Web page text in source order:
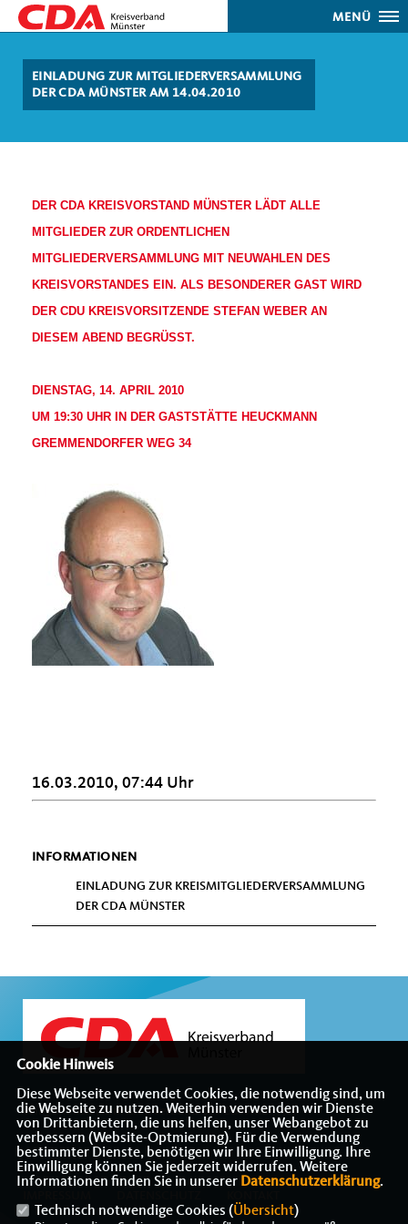
MENÜ
EINLADUNG ZUR MITGLIEDERVERSAMMLUNG
DER CDA MÜNSTER AM 14.04.2010
DER CDA KREISVORSTAND MÜNSTER LÄDT ALLE
MITGLIEDER ZUR ORDENTLICHEN
MITGLIEDERVERSAMMLUNG MIT NEUWAHLEN DES
KREISVORSTANDES EIN. ALS BESONDERER GAST WIRD
DER CDU KREISVORSITZENDE STEFAN WEBER AN
DIESEM ABEND BEGRÜSST.
DIENSTAG, 14. APRIL 2010
UM 19:30 UHR
IN DER GASTSTÄTTE HEUCKMANN
GREMMENDORFER WEG 34
16.03.2010, 07:44 Uhr
INFORMATIONEN
EINLADUNG ZUR KREISMITGLIEDERVERSAMMLUNG
DER CDA MÜNSTER
Willkommen beim Kreisverband der CDA Münster
Cookie Hinweis
Diese Webseite verwendet Cookies, die notwendig sind, um
die Webseite zu nutzen. Weiterhin verwenden wir Dienste
von Drittanbietern, die uns helfen, unser Webangebot zu
verbessern (Website-Optmierung). Für die Verwendung
bestimmter Dienste, benötigen wir Ihre Einwilligung. Ihre
Einwilligung können Sie jederzeit widerrufen. Weitere
Informationen finden Sie in unserer Datenschutzerklärung.
Technisch notwendige Cookies (Übersicht)